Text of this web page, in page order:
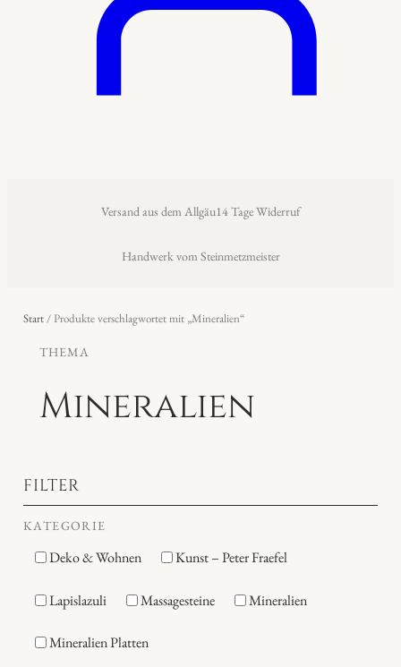
Versand aus dem Allgäu14 Tage Widerruf
Handwerk vom Steinmetzmeister
Start/ Produkte verschlagwortet mit „Mineralien“
THEMA
Mineralien
FILTER
KATEGORIE
Deko & Wohnen Kunst – Peter Fraefel
Lapislazuli Massagesteine Mineralien
Mineralien Platten